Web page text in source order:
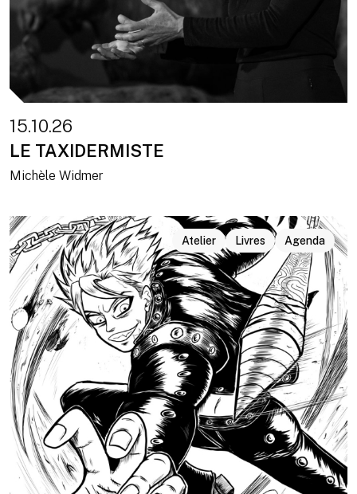
15.10.26
LE TAXIDERMISTE
Michèle Widmer
Atelier Livres Agenda